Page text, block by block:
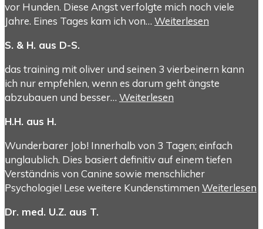
vor Hunden. Diese Angst verfolgte mich noch viele
Jahre. Eines Tages kam ich von… Weiterlesen
S. & H. aus D-S.
das training mit oliver und seinen 3 vierbeinern kann
ich nur empfehlen, wenn es darum geht ängste
abzubauen und besser… Weiterlesen
H.H. aus H.
Wunderbarer Job! Innerhalb von 3 Tagen; einfach
unglaublich. Dies basiert definitiv auf einem tiefen
Verständnis von Canine sowie menschlicher
Psychologie! Lese weitere Kundenstimmen Weiterlesen
Dr. med. U.Z. aus T.